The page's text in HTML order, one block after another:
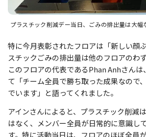
プラスチック削減デー当日、ごみの排出量は大幅
特に今月表彰されたフロアは「新しい顔
スチックごみの排出量は他のフロアのわ
このフロアの代表であるPhan Anhさん
て「チーム全員で勝ち取った成果なので
でいます」と語ってくれました。
アインさんによると、プラスチック削減
はなく、メンバー全員が日常的に意識し
す。特に活動当日は、フロアのほぼ全員